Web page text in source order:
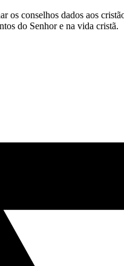
os conselhos dados aos
do Senhor e na vida cristã.